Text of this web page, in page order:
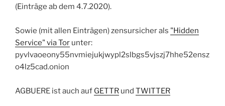
(Einträge ab dem 4.7.2020).
Sowie (mit allen Einträgen) zensursicher als "Hidden
Service" via Tor unter:
pyvlvaoeony55nvmiejukjwypl2slbgs5vjszj7hhe52ensz
o4lz5cad.onion
AGBUERE ist auch auf GETTR und TWITTER